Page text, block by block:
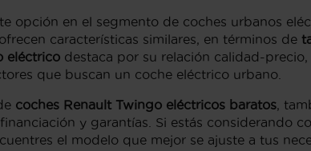
opción en el segmento de coches urbanos
ofrecen características similares, en términos de
eléctrico destaca por su relación calidad-
que buscan un coche eléctrico urbano.
coches Renault Twingo eléctricos baratos,
y garantías. Si estás considerando
el modelo que mejor se ajuste a tus